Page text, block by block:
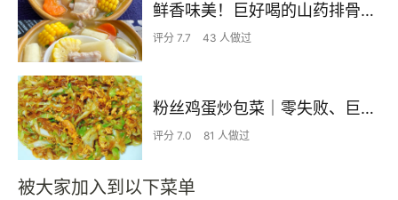
鲜香味美！巨好喝的山药排骨汤！！
评分 7.7 43 人做过
粉丝鸡蛋炒包菜｜零失败、巨下饭
评分 7.0 81 人做过
被大家加入到以下菜单